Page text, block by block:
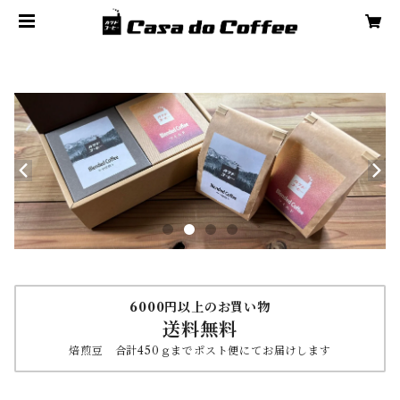
6000円以上のお買い物
送料無料
焙煎豆 合計450ｇまでポスト便にてお届けします